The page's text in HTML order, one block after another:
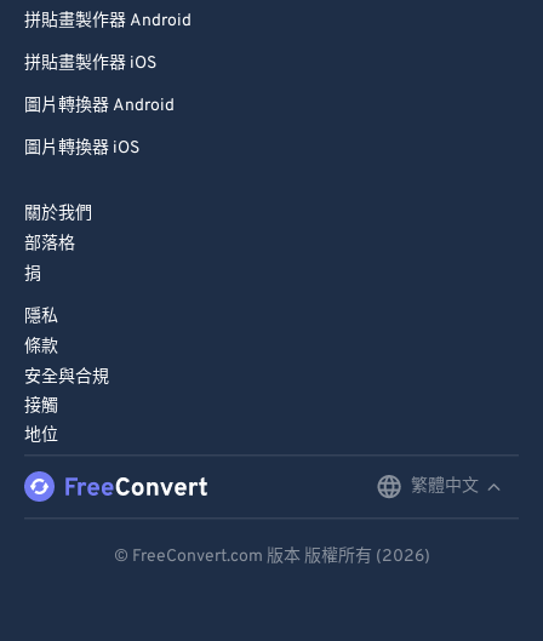
拼貼畫製作器 Android
拼貼畫製作器 iOS
圖片轉換器 Android
圖片轉換器 iOS
關於我們
部落格
捐
隱私
條款
安全與合規
接觸
地位
繁體中文
© FreeConvert.com 版本 版權所有 (2026)